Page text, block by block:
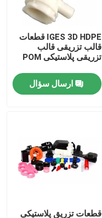
IGES 3D HDPE قطعات
قالب تزریقی قالب
تزریقی پلاستیکی POM
ارسال سؤال
قطعات تزریق پلاستیکی